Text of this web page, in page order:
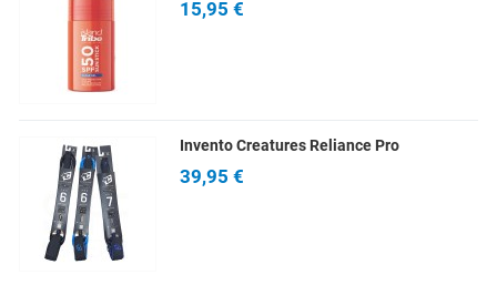
15,95 €
Invento Creatures Reliance Pro
39,95 €